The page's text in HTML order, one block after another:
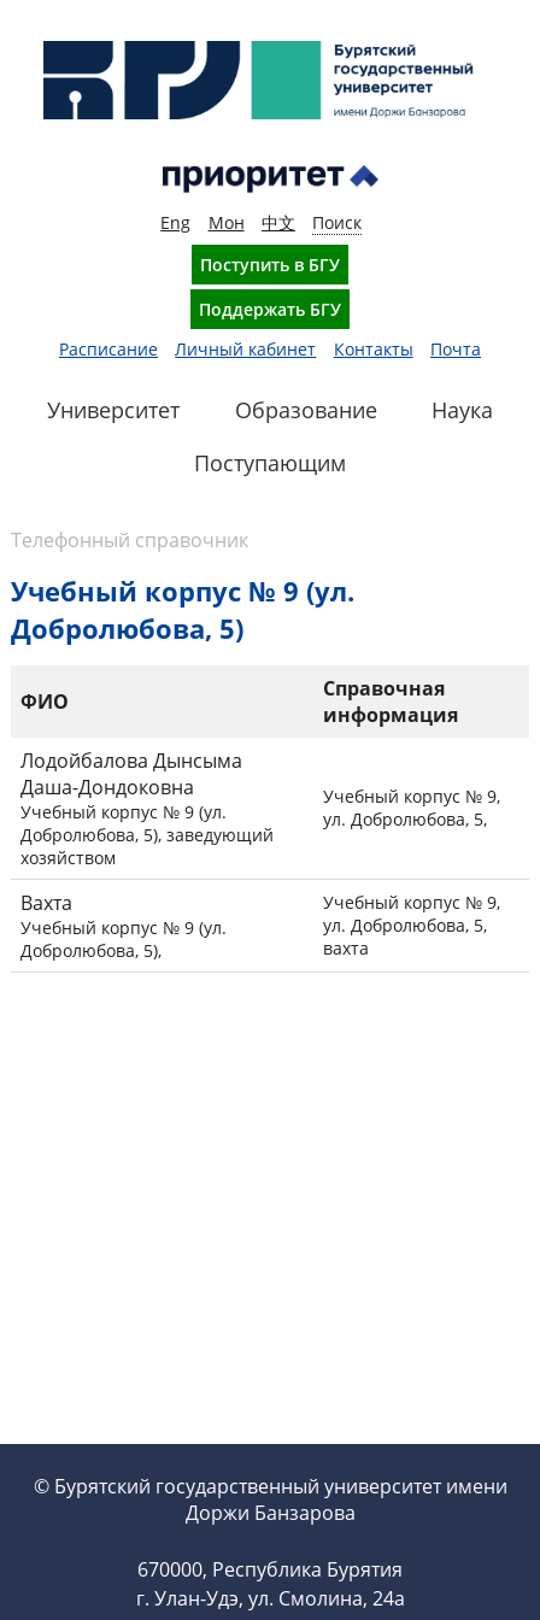
Eng Мон 中文
Поиск
Поступить в БГУ
Поддержать БГУ
Расписание
Личный кабинет Контакты Почта
Университет Образование
Наука
Поступающим
Телефонный справочник
Учебный корпус № 9 (ул.
Добролюбова, 5)
ФИО
Справочная
информация
Лодойбалова Дынсыма
Даша-Дондоковна
Учебный корпус № 9 (ул.
Добролюбова, 5), заведующий
хозяйством
Учебный корпус № 9,
ул. Добролюбова, 5,
Вахта
Учебный корпус № 9 (ул.
Добролюбова, 5),
Учебный корпус № 9,
ул. Добролюбова, 5,
вахта
© Бурятский государственный университет имени
Доржи Банзарова
670000, Республика Бурятия
г. Улан-Удэ, ул. Смолина, 24а